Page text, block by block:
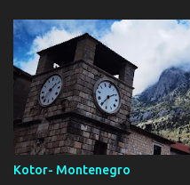
Kotor- Montenegro